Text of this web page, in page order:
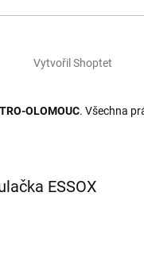
Vytvořil Shoptet
OLOMOUC. Všechna
ESSOX